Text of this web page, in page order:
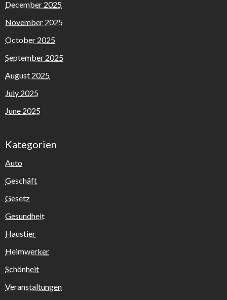
December 2025
November 2025
October 2025
September 2025
August 2025
July 2025
June 2025
Kategorien
Auto
Geschäft
Gesetz
Gesundheit
Haustier
Heimwerker
Schönheit
Veranstaltungen